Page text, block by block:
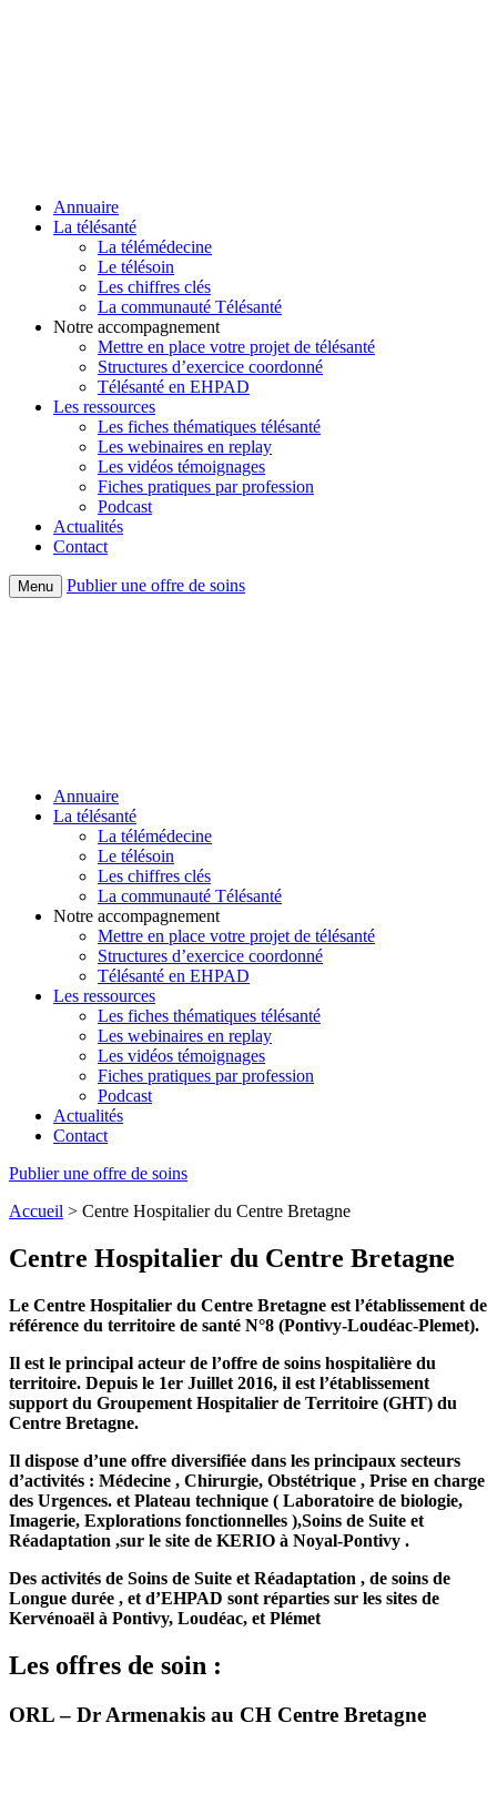
Annuaire
La télésanté
La télémédecine
Le télésoin
Les chiffres clés
La communauté Télésanté
Notre accompagnement
Mettre en place votre projet de télésanté
Structures d’exercice coordonné
Télésanté en EHPAD
Les ressources
Les fiches thématiques télésanté
Les webinaires en replay
Les vidéos témoignages
Fiches pratiques par profession
Podcast
Actualités
Contact
Menu Publier une offre de soins
Annuaire
La télésanté
La télémédecine
Le télésoin
Les chiffres clés
La communauté Télésanté
Notre accompagnement
Mettre en place votre projet de télésanté
Structures d’exercice coordonné
Télésanté en EHPAD
Les ressources
Les fiches thématiques télésanté
Les webinaires en replay
Les vidéos témoignages
Fiches pratiques par profession
Podcast
Actualités
Contact
Publier une offre de soins
Accueil > Centre Hospitalier du Centre Bretagne
Centre Hospitalier du Centre Bretagne
Le Centre Hospitalier du Centre Bretagne est l’établissement de
référence du territoire de santé N°8 (Pontivy-Loudéac-Plemet).
Il est le principal acteur de l’offre de soins hospitalière du
territoire. Depuis le 1er Juillet 2016, il est l’établissement
support du Groupement Hospitalier de Territoire (GHT) du
Centre Bretagne.
Il dispose d’une offre diversifiée dans les principaux secteurs
d’activités : Médecine , Chirurgie, Obstétrique , Prise en charge
des Urgences. et Plateau technique ( Laboratoire de biologie,
Imagerie, Explorations fonctionnelles ),Soins de Suite et
Réadaptation ,sur le site de KERIO à Noyal-Pontivy .
Des activités de Soins de Suite et Réadaptation , de soins de
Longue durée , et d’EHPAD sont réparties sur les sites de
Kervénoaël à Pontivy, Loudéac, et Plémet
Les offres de soin :
ORL – Dr Armenakis au CH Centre Bretagne